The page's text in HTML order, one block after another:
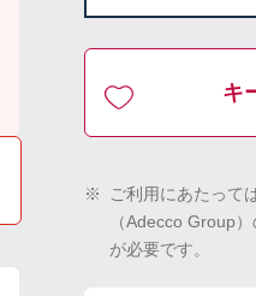
キ
※
ご利用にあたって
（Adecco Group
が必要です。